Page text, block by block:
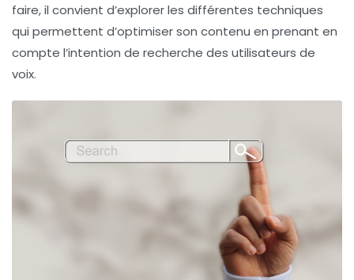
faire, il convient d’explorer les différentes techniques
qui permettent d’optimiser son contenu en prenant en
compte l’intention de recherche des utilisateurs de
voix.